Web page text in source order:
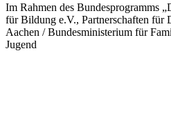
Im Rahmen des Bundesprogramms
für Bildung e.V., Partnerschaften für
Aachen / Bundesministerium für
Jugend